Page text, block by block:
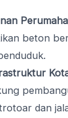
beton
dan